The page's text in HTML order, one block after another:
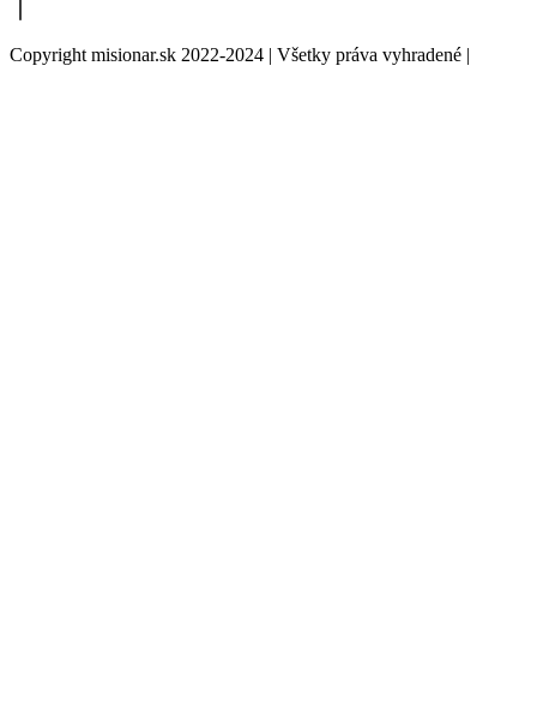
Copyright misionar.sk 2022-2024 | Všetky práva vyhradené |